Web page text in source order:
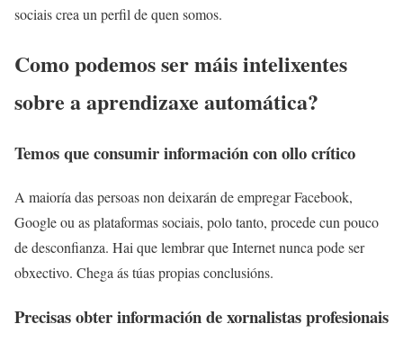
sociais crea un perfil de quen somos.
Como podemos ser máis intelixentes
sobre a aprendizaxe automática?
Temos que consumir información con ollo crítico
A maioría das persoas non deixarán de empregar Facebook,
Google ou as plataformas sociais, polo tanto, procede cun pouco
de desconfianza. Hai que lembrar que Internet nunca pode ser
obxectivo. Chega ás túas propias conclusións.
Precisas obter información de xornalistas profesionais